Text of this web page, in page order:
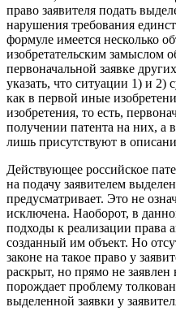
право заявителя подать
нарушения требования
формуле имеется несколько
изобретательским замыслом
первоначальной заявке
указать, что ситуации 1) и 2)
как в первой иные
изобретения, то есть,
получении патента на них, а
лишь присутствуют в
Действующее российское
на подачу заявителем
предусматривает. Это не
исключена. Наоборот, в
подходы к реализации права
созданный им объект. Но
законе на такое право у
раскрыт, но прямо не заявлен
порождает проблему
выделенной заявки у